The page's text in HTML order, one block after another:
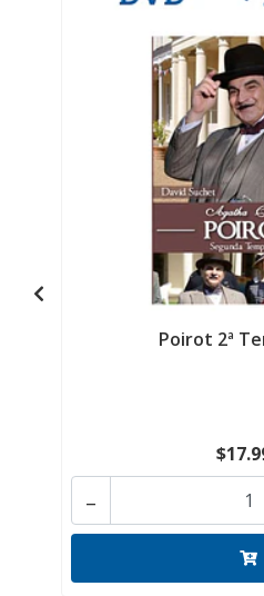
Poirot 2ª
-